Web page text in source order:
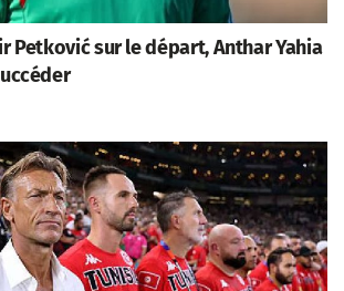
Petković sur le départ, Anthar Yahia